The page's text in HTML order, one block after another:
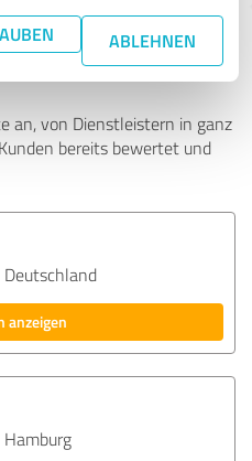
ABLEHNEN
finden - mit
an, von Dienstleistern in ganz
bereits bewertet und
anzeigen